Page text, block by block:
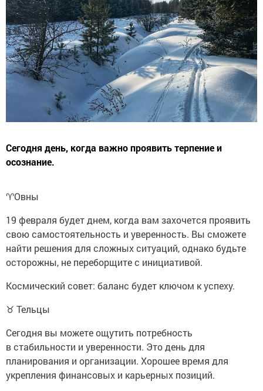
Сегодня день, когда важно проявить терпение и
осознание.
♈️Овны
19 февраля будет днем, когда вам захочется проявить
свою самостоятельность и уверенность. Вы сможете
найти решения для сложных ситуаций, однако будьте
осторожны, не переборщите с инициативой.
Космический совет: баланс будет ключом к успеху.
♉ Тельцы
Сегодня вы можете ощутить потребность
в стабильности и уверенности. Это день для
планирования и организации. Хорошее время для
укрепления финансовых и карьерных позиций.